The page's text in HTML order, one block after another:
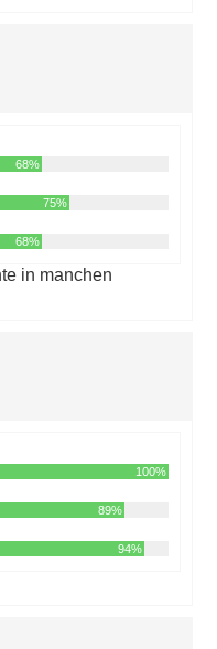
68%
75%
68%
in manchen
100%
89%
94%